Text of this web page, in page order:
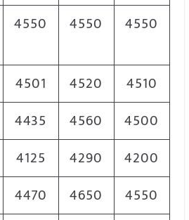
4550 4550 4550
4501 4520
4510
4435 4560
4500
4125 4290
4200
4470 4650
4550